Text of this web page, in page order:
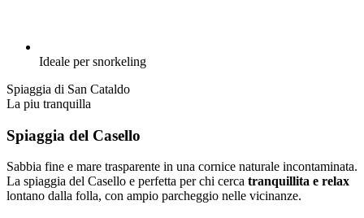
Ideale per snorkeling
Spiaggia di San Cataldo
La piu tranquilla
Spiaggia del Casello
Sabbia fine e mare trasparente in una cornice naturale incontaminata.
La spiaggia del Casello e perfetta per chi cerca tranquillita e relax
lontano dalla folla, con ampio parcheggio nelle vicinanze.